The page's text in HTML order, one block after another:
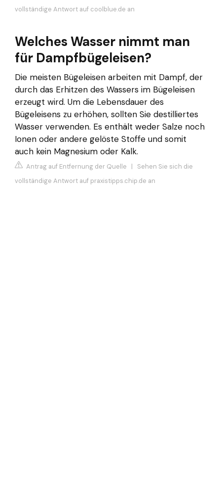
vollständige Antwort auf coolblue.de an
Welches Wasser nimmt man
für Dampfbügeleisen?
Die meisten Bügeleisen arbeiten mit Dampf, der
durch das Erhitzen des Wassers im Bügeleisen
erzeugt wird. Um die Lebensdauer des
Bügeleisens zu erhöhen, sollten Sie destilliertes
Wasser verwenden. Es enthält weder Salze noch
Ionen oder andere gelöste Stoffe und somit
auch kein Magnesium oder Kalk.
Antrag auf Entfernung der Quelle | Sehen Sie sich die
vollständige Antwort auf praxistipps.chip.de an